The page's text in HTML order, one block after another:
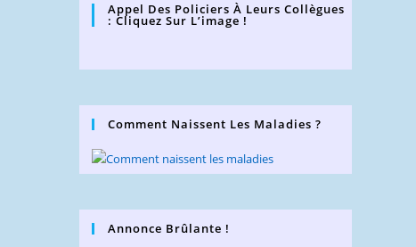
Appel Des Policiers À Leurs Collègues
: Cliquez Sur L’image !
Comment Naissent Les Maladies ?
Annonce Brûlante !